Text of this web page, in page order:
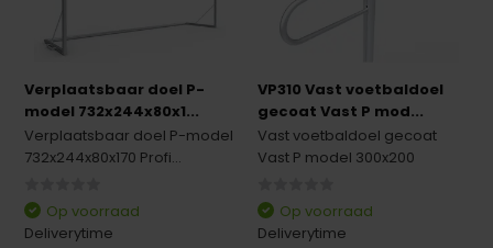
Verplaatsbaar doel P-
model 732x244x80x1...
Verplaatsbaar doel P-model
732x244x80x170 Profi...
Op voorraad
Deliverytime
VP310 Vast voetbaldoel
gecoat Vast P mod...
Vast voetbaldoel gecoat
Vast P model 300x200
Op voorraad
Deliverytime